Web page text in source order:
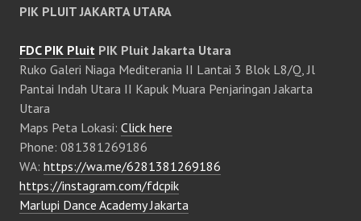
PIK PLUIT JAKARTA UTARA
FDC PIK Pluit PIK Pluit Jakarta Utara
Ruko Galeri Niaga Mediterania II Lantai 3 Blok L8/Q, Jl
Pantai Indah Utara II Kapuk Muara Penjaringan Jakarta
Utara
Maps Peta Lokasi: Click here
Phone: 081381269186
WA: https://wa.me/6281381269186
https://instagram.com/fdcpik
Marlupi Dance Academy Jakarta